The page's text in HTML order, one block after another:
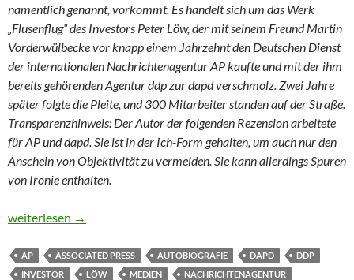
namentlich genannt, vorkommt. Es handelt sich um das Werk
„Flusenflug“ des Investors Peter Löw, der mit seinem Freund Martin
Vorderwülbecke vor knapp einem Jahrzehnt den Deutschen Dienst
der internationalen Nachrichtenagentur AP kaufte und mit der ihm
bereits gehörenden Agentur ddp zur dapd verschmolz. Zwei Jahre
später folgte die Pleite, und 300 Mitarbeiter standen auf der Straße.
Transparenzhinweis: Der Autor der folgenden Rezension arbeitete
für AP und dapd. Sie ist in der Ich-Form gehalten, um auch nur den
Anschein von Objektivität zu vermeiden. Sie kann allerdings Spuren
von Ironie enthalten.
Von Wohltätern und subalternen Journalisten
weiterlesen →
AP ASSOCIATED PRESS AUTOBIOGRAFIE DAPD
DDP
INVESTOR
LÖW MEDIEN
NACHRICHTENAGENTUR